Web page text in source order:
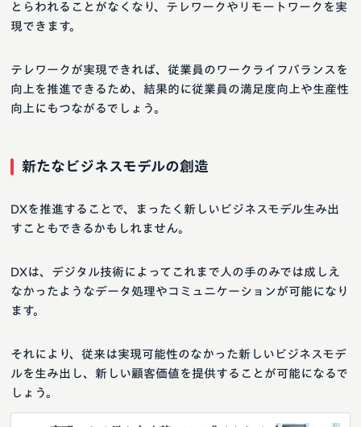
とらわれることがなくなり、テレワークやリモートワークを実
現できます。
テレワークが実現できれば、従業員のワークライフバランスを
向上を推進できるため、結果的に従業員の満足度向上や生産性
向上にもつながるでしょう。
新たなビジネスモデルの創造
DXを推進することで、まったく新しいビジネスモデル生み出
すこともできるかもしれません。
DXは、デジタル技術によってこれまで人の手のみでは成しえ
なかったようなデータ処理やコミュニケーションが可能になり
ます。
それにより、従来は実現可能性のなかった新しいビジネスモデ
ルを生み出し、新しい顧客価値を提供することが可能になるで
しょう。